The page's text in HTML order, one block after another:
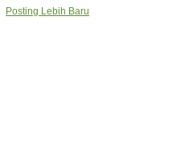
Posting Lebih Baru